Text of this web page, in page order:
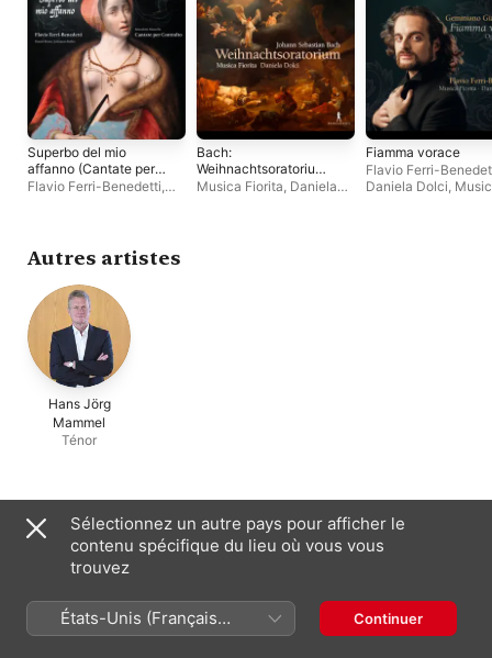
Superbo del mio
affanno (Cantate per
contralto)
Flavio Ferri-Benedetti,
Bach:
Weihnachtsoratorium,
BWV 248
Musica Fiorita, Daniela
Fiamma vorace
Flavio Ferri-
Daniela Dolci,
Autres artistes
Hans Jörg
Mammel
Ténor
Apparaît souvent avec
Sélectionnez un autre pays pour afficher le
contenu spécifique du lieu où vous vous
trouvez
États-Unis (Français
France)
Continuer